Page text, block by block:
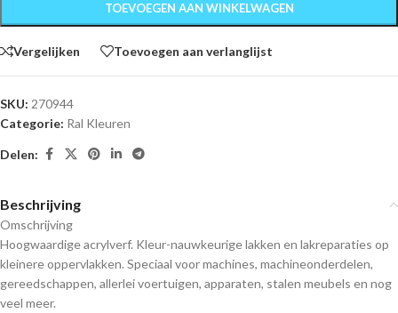
TOEVOEGEN AAN WINKELWAGEN
Vergelijken Toevoegen aan verlanglijst
SKU: 270944
Categorie: Ral Kleuren
Delen:
Beschrijving
Omschrijving
Hoogwaardige acrylverf. Kleur-nauwkeurige lakken en lakreparaties op
kleinere oppervlakken. Speciaal voor machines, machineonderdelen,
gereedschappen, allerlei voertuigen, apparaten, stalen meubels en nog
veel meer.